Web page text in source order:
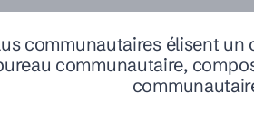
DEVELOPPEMENT
communautaires élisent
communautaire,